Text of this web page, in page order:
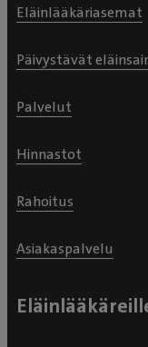
Eläinlääkäriasemat
Päivystävät
Palvelut
Hinnastot
Rahoitus
Asiakaspalvelu